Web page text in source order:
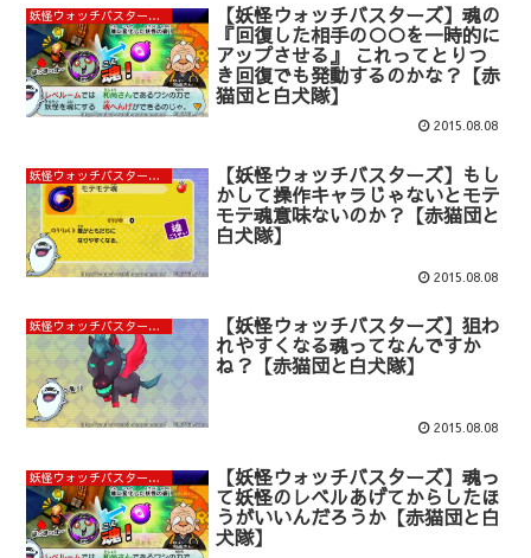
妖怪ウォッチバスターズ赤猫団と白犬隊攻略まとめ 【妖怪ウォッチバスターズ】魂の
『回復した相手の○○を一時的に
アップさせる』 これってとりつ
き回復でも発動するのかな？【赤
猫団と白犬隊】
2015.08.08
妖怪ウォッチバスターズ赤猫団と白犬隊攻略まとめ 【妖怪ウォッチバスターズ】もし
かして操作キャラじゃないとモテ
モテ魂意味ないのか？【赤猫団と
白犬隊】
2015.08.08
妖怪ウォッチバスターズ赤猫団と白犬隊攻略まとめ 【妖怪ウォッチバスターズ】狙わ
れやすくなる魂ってなんですか
ね？【赤猫団と白犬隊】
2015.08.08
妖怪ウォッチバスターズ赤猫団と白犬隊攻略まとめ 【妖怪ウォッチバスターズ】魂っ
て妖怪のレベルあげてからしたほ
うがいいんだろうか【赤猫団と白
犬隊】